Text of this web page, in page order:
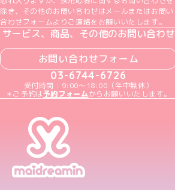
除き、その他のお問い合わせはメールまたはお問い
合わせフォームよりご連絡をお願いいたします。
サービス、商品、その他のお問い合わせ
お問い合わせフォーム
03-6744-6726
受付時間：9:00～18:00（年中無休）
＊ご予約は予約フォームからお願いいたします。